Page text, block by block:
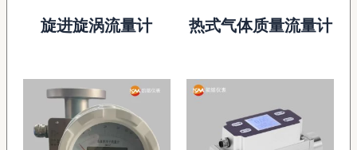
旋进旋涡流量计 热式气体质量流量计